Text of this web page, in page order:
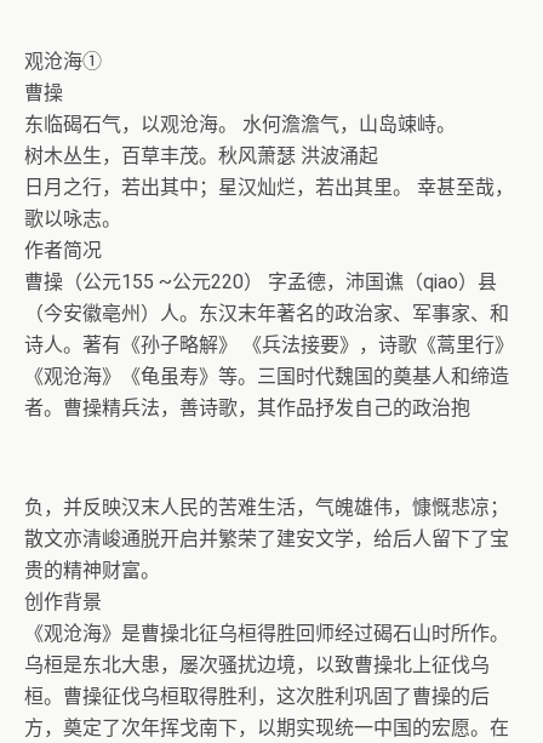
观沧海①
曹操
东临碣石气，以观沧海。 水何澹澹气，山岛竦峙。
树木丛生，百草丰茂。秋风萧瑟 洪波涌起
日月之行，若出其中；星汉灿烂，若出其里。 幸甚至哉，
歌以咏志。
作者简况
曹操（公元155 ~公元220） 字孟德，沛国谯（qiao）县
（今安徽亳州）人。东汉末年著名的政治家、军事家、和
诗人。著有《孙子略解》 《兵法接要》，诗歌《蒿里行》
《观沧海》《龟虽寿》等。三国时代魏国的奠基人和缔造
者。曹操精兵法，善诗歌，其作品抒发自己的政治抱
负，并反映汉末人民的苦难生活，气魄雄伟，慷慨悲凉；
散文亦清峻通脱开启并繁荣了建安文学，给后人留下了宝
贵的精神财富。
创作背景
《观沧海》是曹操北征乌桓得胜回师经过碣石山时所作。
乌桓是东北大患，屡次骚扰边境，以致曹操北上征伐乌
桓。曹操征伐乌桓取得胜利，这次胜利巩固了曹操的后
方，奠定了次年挥戈南下，以期实现统一中国的宏愿。在